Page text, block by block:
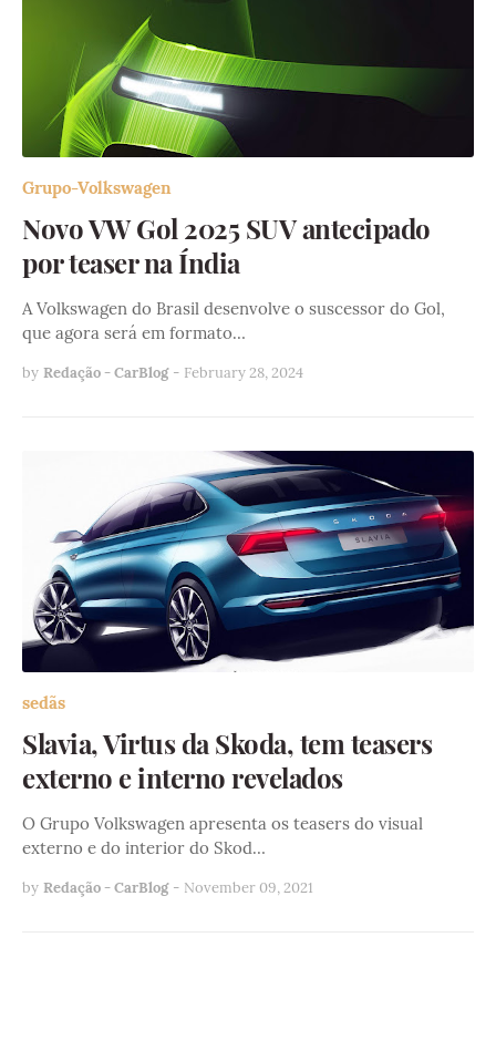
Grupo-Volkswagen
Novo VW Gol 2025 SUV antecipado
por teaser na Índia
A Volkswagen do Brasil desenvolve o suscessor do Gol,
que agora será em formato…
by Redação - CarBlog - February 28, 2024
sedãs
Slavia, Virtus da Skoda, tem teasers
externo e interno revelados
O Grupo Volkswagen apresenta os teasers do visual
externo e do interior do Skod…
by Redação - CarBlog - November 09, 2021